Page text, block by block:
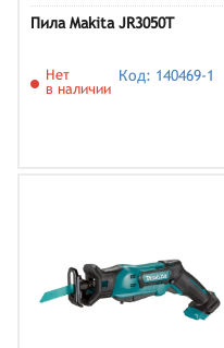
Пила Makita JR3050T
Нет
в наличии
Код: 140469-1